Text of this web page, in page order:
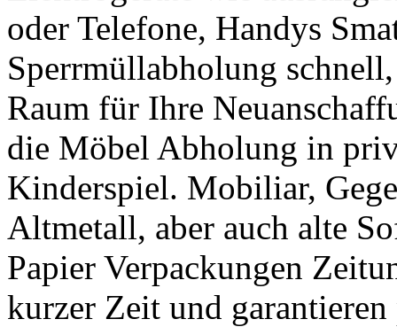
oder Telefone, Handys
Sperrmüllabholung
Raum für Ihre
die Möbel Abholung in
Kinderspiel. Mobiliar,
Altmetall, aber auch alte
Papier Verpackungen
kurzer Zeit und